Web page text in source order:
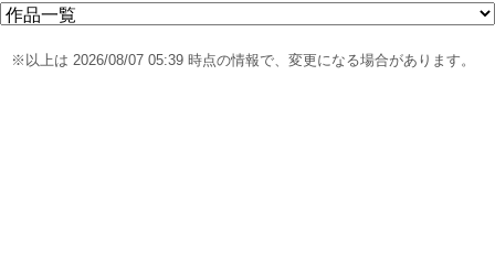
※以上は 2026/08/07 05:39 時点の情報で、変更になる場合があります。